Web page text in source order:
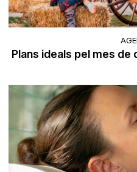
Plans ideals pel mes